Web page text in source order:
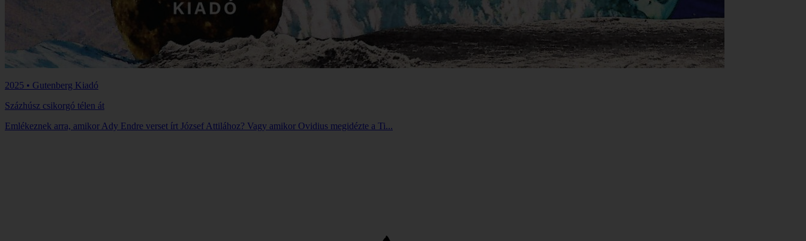
2025 • Gutenberg Kiadó
Százhúsz csikorgó télen át
Emlékeznek arra, amikor Ady Endre verset írt József Attilához? Vagy amikor Ovidius megidézte a Ti...